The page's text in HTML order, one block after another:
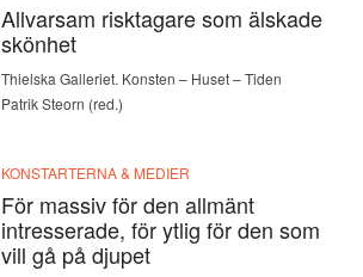
Allvarsam risktagare som älskade
skönhet
Thielska Galleriet. Konsten – Huset – Tiden
Patrik Steorn (red.)
KONSTARTERNA & MEDIER
För massiv för den allmänt
intresserade, för ytlig för den som
vill gå på djupet